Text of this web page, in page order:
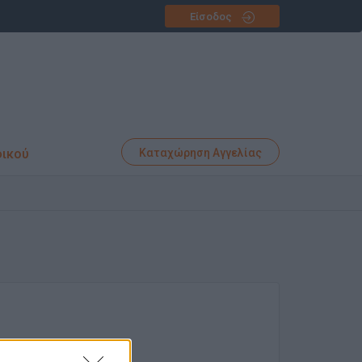
Είσοδος
Καταχώρηση Αγγελίας